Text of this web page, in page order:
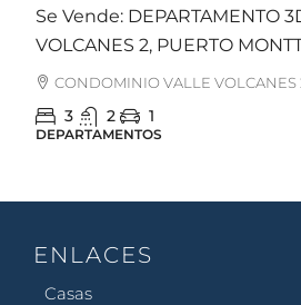
Se Vende: DEPARTAMENTO
VOLCANES 2, PUERTO
CONDOMINIO VALLE VOLCANES
3 2 1
DEPARTAMENTOS
ENLACES
Casas